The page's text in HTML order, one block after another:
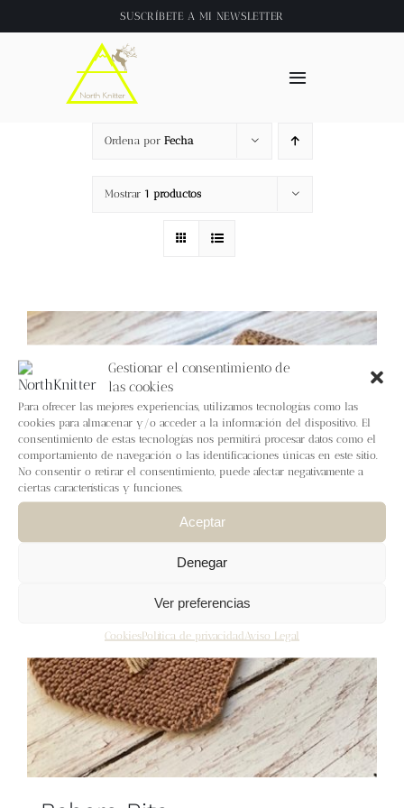
Gestionar el consentimiento de
las cookies
Para ofrecer las mejores experiencias, utilizamos tecnologías como las
cookies para almacenar y/o acceder a la información del dispositivo. El
consentimiento de estas tecnologías nos permitirá procesar datos como el
comportamiento de navegación o las identificaciones únicas en este sitio.
No consentir o retirar el consentimiento, puede afectar negativamente a
ciertas características y funciones.
Aceptar
Denegar
Ver preferencias
CookiesPolítica de privacidad Aviso Legal
al
SUSCRÍBETE A MI NEWSLETTER
Toggle
About
Tienda
Blog
Contacto
Newsletter
Carrito
Mi cuenta
Ordena por Fecha
Mostrar 1 productos